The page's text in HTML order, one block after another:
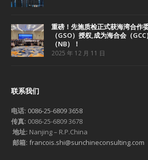
重磅！先施质检正式获海湾合作
（GSO）授权,成为海合会（
（NB）！
2025 年 12 月 11 日
联系我们
电话: 0086-25-6809 3658
传真: 0086-25-6809 3678
地址: Nanjing – R.P.China
邮箱: francois.shi@sunchineconsulting.com